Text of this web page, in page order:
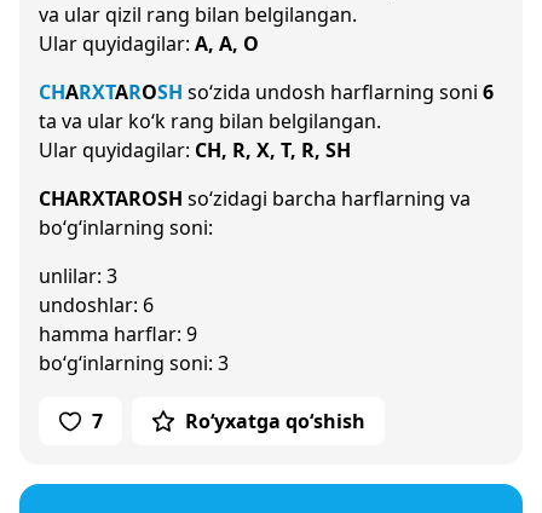
va ular qizil rang bilan belgilangan.
Ular quyidagilar: A, A, O
CHARXTAROSH so‘zida undosh harflarning soni 6
ta va ular ko‘k rang bilan belgilangan.
Ular quyidagilar: CH, R, X, T, R, SH
CHARXTAROSH so‘zidagi barcha harflarning va
bo‘g‘inlarning soni:
unlilar: 3
undoshlar: 6
hamma harflar: 9
bo‘g‘inlarning soni: 3
7 Ro‘yxatga qo‘shish